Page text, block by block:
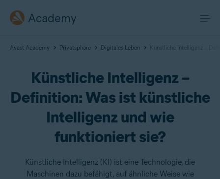
Academy
Avast Academy Privatsphäre Digitales Leben Künstliche Intelligenz –
Künstliche Intelligenz –
Definition: Was ist künstliche
Intelligenz und wie
funktioniert sie?
Künstliche Intelligenz (KI) ist eine Technologie, die
Maschinen dazu befähigt, auf ähnliche Weise wie